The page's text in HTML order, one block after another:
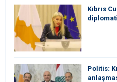
Kıbrıs
Politis: